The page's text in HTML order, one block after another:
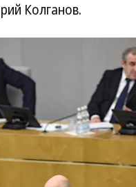
Колганов.